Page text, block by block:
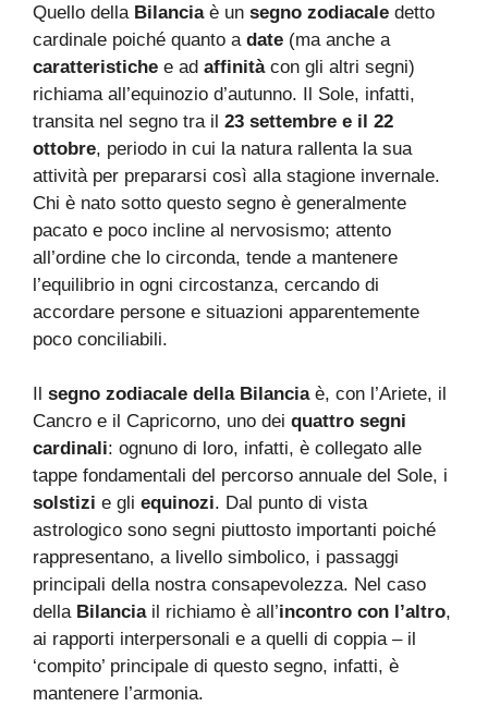
Quello della Bilanciaè un segno zodiacale detto
cardinale poiché quanto a date (ma anche a
caratteristiche e ad affinitàcon gli altri segni)
richiama all’equinozio d’autunno. Il Sole, infatti,
transita nel segno tra il 23 settembre e il 22
ottobre, periodo in cui la natura rallenta la sua
attività per prepararsi così alla stagione invernale.
Chi è nato sotto questo segno è generalmente
pacato e poco incline al nervosismo; attento
all’ordine che lo circonda, tende a mantenere
l’equilibrio in ogni circostanza, cercando di
accordare persone e situazioni apparentemente
poco conciliabili.
segno zodiacale della Bilanciaè, con l’Ariete, il
Cancro e il Capricorno, uno dei quattro segni
cardinali: ognuno di loro, infatti, è collegato alle
tappe fondamentali del percorso annuale del Sole, i
solstizi e gli equinozi. Dal punto di vista
astrologico sono segni piuttosto importanti poiché
rappresentano, a livello simbolico, i passaggi
principali della nostra consapevolezza. Nel caso
della Bilanciail richiamo è all’incontro con l’altro,
ai rapporti interpersonali e a quelli di coppia – il
‘compito’ principale di questo segno, infatti, è
mantenere l’armonia.